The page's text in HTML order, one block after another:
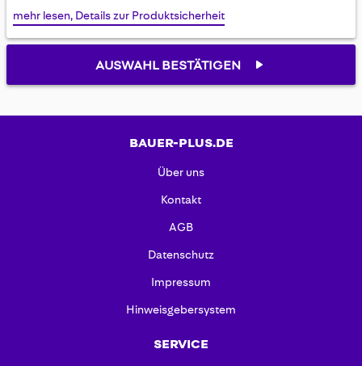
mehr lesen, Details zur Produktsicherheit
AUSWAHL BESTÄTIGEN
BAUER-PLUS.DE
Über uns
Kontakt
AGB
Datenschutz
Impressum
Hinweisgebersystem
SERVICE